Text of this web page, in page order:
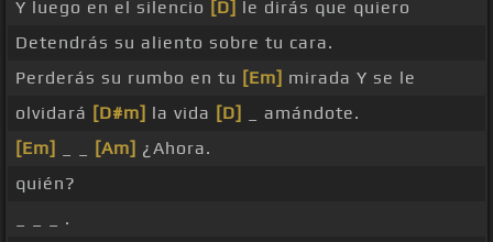
Y luego en el silencio [D] le dirás que quiero
Detendrás su aliento sobre tu cara.
Perderás su rumbo en tu [Em] mirada Y se le
olvidará [D#m] la vida [D]
_ amándote.
[Em]
[Am] ¿Ahora.
quién?
_ _ _ .